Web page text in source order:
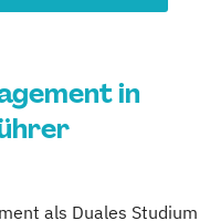
in
als Duales Studium